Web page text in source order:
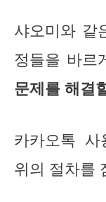
샤오미와 같
정들을 바르
문제를 해결
카카오톡
위의 절차를